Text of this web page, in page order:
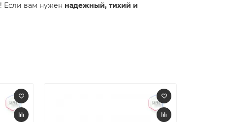
! Если вам нужен надежный, тихий и